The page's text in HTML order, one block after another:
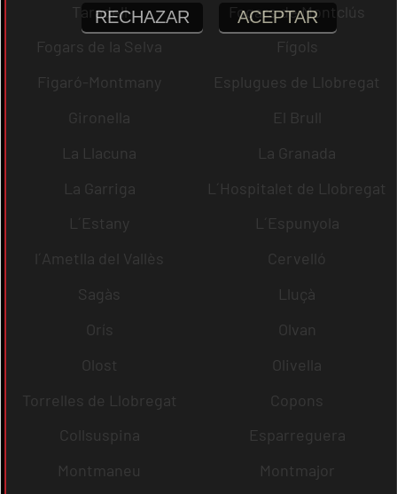
Taradell
Fogars de Montclús
Fogars de la Selva
Fígols
Figaró-Montmany
Esplugues de Llobregat
Gironella
El Brull
La Llacuna
La Granada
La Garriga
L´Hospitalet de Llobregat
L´Estany
L´Espunyola
l´Ametlla del Vallès
Cervelló
Sagàs
Lluçà
Orís
Olvan
Olost
Olivella
Torrelles de Llobregat
Copons
Collsuspina
Esparreguera
Montmaneu
Montmajor
RECHAZAR ACEPTAR